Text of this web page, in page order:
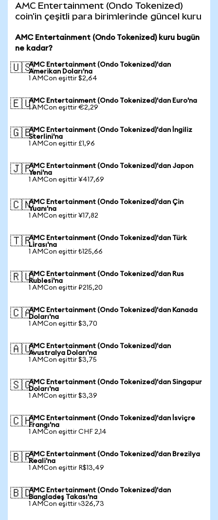
AMC Entertainment (Ondo Tokenized)
coin'in çeşitli para birimlerinde güncel kuru
AMC Entertainment (Ondo Tokenized) kuru bugün
ne kadar?
🇺🇸AMC Entertainment (Ondo Tokenized)'dan
Amerikan Doları'na
1 AMCon eşittir $2,64
🇪🇺AMC Entertainment (Ondo Tokenized)'dan Euro'na
1 AMCon eşittir €2,29
🇬🇧AMC Entertainment (Ondo Tokenized)'dan İngiliz
Sterlini'na
1 AMCon eşittir £1,96
🇯🇵AMC Entertainment (Ondo Tokenized)'dan Japon
Yeni'na
1 AMCon eşittir ¥417,69
🇨🇳AMC Entertainment (Ondo Tokenized)'dan Çin
Yuanı'na
1 AMCon eşittir ¥17,82
🇹🇷AMC Entertainment (Ondo Tokenized)'dan Türk
Lirası'na
1 AMCon eşittir ₺125,66
🇷🇺AMC Entertainment (Ondo Tokenized)'dan Rus
Rublesi'na
1 AMCon eşittir ₽215,20
🇨🇦AMC Entertainment (Ondo Tokenized)'dan Kanada
Doları'na
1 AMCon eşittir $3,70
🇦🇺AMC Entertainment (Ondo Tokenized)'dan
Avustralya Doları'na
1 AMCon eşittir $3,75
🇸🇬AMC Entertainment (Ondo Tokenized)'dan Singapur
Doları'na
1 AMCon eşittir $3,39
🇨🇭AMC Entertainment (Ondo Tokenized)'dan İsviçre
Frangı'na
1 AMCon eşittir CHF 2,14
🇧🇷AMC Entertainment (Ondo Tokenized)'dan Brezilya
Reali'na
1 AMCon eşittir R$13,49
🇧🇩AMC Entertainment (Ondo Tokenized)'dan
Bangladeş Takası'na
1 AMCon eşittir ৳326,73